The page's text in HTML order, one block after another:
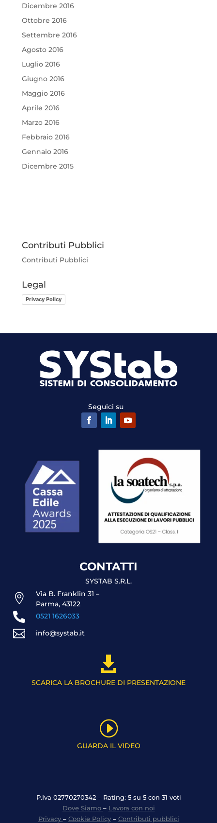
Dicembre 2016
Ottobre 2016
Settembre 2016
Agosto 2016
Luglio 2016
Giugno 2016
Maggio 2016
Aprile 2016
Marzo 2016
Febbraio 2016
Gennaio 2016
Dicembre 2015
Contributi Pubblici
Contributi Pubblici
Legal
Privacy Policy
Seguici su
CONTATTI
SYSTAB S.R.L.

Via B. Franklin 31 –
Parma, 43122
 0521 1626033
 info@systab.it

SCARICA LA BROCHURE DI PRESENTAZIONE
I
GUARDA IL VIDEO
P.Iva 02770270342 – Rating: 5 su 5 con 31 voti
Dove Siamo – Lavora con noi
Privacy – Cookie Policy– Contributi pubblici